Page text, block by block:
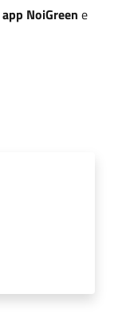
NoiGreen e